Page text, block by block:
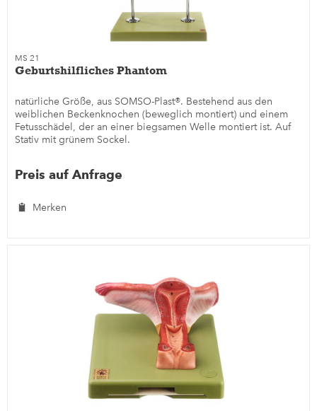
MS 21
Geburtshilfliches Phantom
natürliche Größe, aus SOMSO-Plast®. Bestehend aus den
weiblichen Beckenknochen (beweglich montiert) und einem
Fetusschädel, der an einer biegsamen Welle montiert ist. Auf
Stativ mit grünem Sockel.
Preis auf Anfrage
Merken